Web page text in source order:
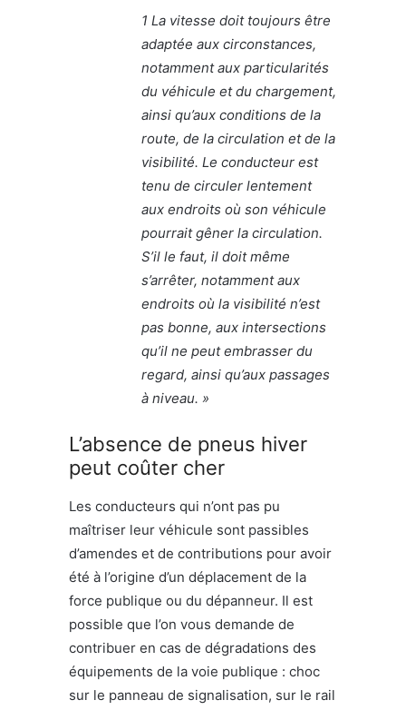
1 La vitesse doit toujours être
adaptée aux circonstances,
notamment aux particularités
du véhicule et du chargement,
ainsi qu’aux conditions de la
route, de la circulation et de la
visibilité. Le conducteur est
tenu de circuler lentement
aux endroits où son véhicule
pourrait gêner la circulation.
S’il le faut, il doit même
s’arrêter, notamment aux
endroits où la visibilité n’est
pas bonne, aux intersections
qu’il ne peut embrasser du
regard, ainsi qu’aux passages
à niveau. »
L’absence de pneus hiver
peut coûter cher
Les conducteurs qui n’ont pas pu
maîtriser leur véhicule sont passibles
d’amendes et de contributions pour avoir
été à l’origine d’un déplacement de la
force publique ou du dépanneur. Il est
possible que l’on vous demande de
contribuer en cas de dégradations des
équipements de la voie publique : choc
sur le panneau de signalisation, sur le rail